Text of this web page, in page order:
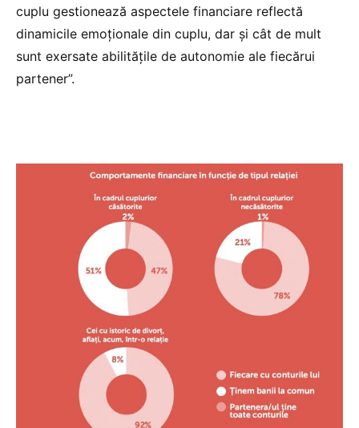
cuplu gestionează aspectele financiare reflectă
dinamicile emoționale din cuplu, dar și cât de mult
sunt exersate abilitățile de autonomie ale fiecărui
partener”.